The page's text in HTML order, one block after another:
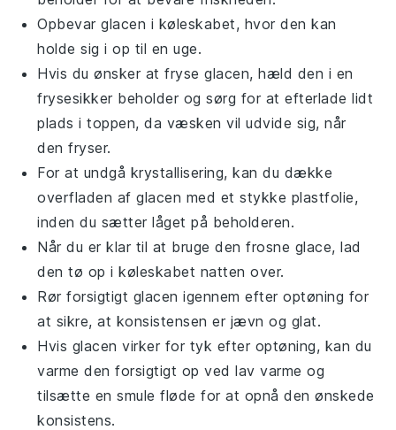
Opbevarglacen i køleskabet, hvor den kan
holde sig i op til en uge.
Hvis du ønsker at fryseglacen, hæld den i en
frysesikker beholder og sørg for at efterlade lidt
plads i toppen, da væsken vil udvide sig, når
den fryser.
For at undgå krystallisering, kan du dække
overfladen afglacen med et stykke plastfolie,
inden du sætter låget på beholderen.
Når du er klar til at bruge den frosne glace, lad
den tø op i køleskabet natten over.
Rør forsigtigt glacen igennem efter optøning for
at sikre, at konsistensen er jævn og glat.
Hvis glacen virker for tyk efter optøning, kan du
varme den forsigtigt op ved lav varme og
tilsætte en smulefløde for at opnå den ønskede
konsistens.